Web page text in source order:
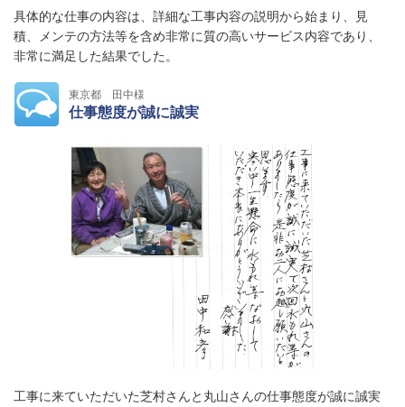
具体的な仕事の内容は、詳細な工事内容の説明から始まり、見
積、メンテの方法等を含め非常に質の高いサービス内容であり、
非常に満足した結果でした。
東京都 田中様
仕事態度が誠に誠実
工事に来ていただいた芝村さんと丸山さんの仕事態度が誠に誠実